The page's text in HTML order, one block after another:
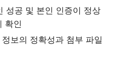
성공 및 본인 인증이 정상
확인
보의 정확성과 첨부 파일